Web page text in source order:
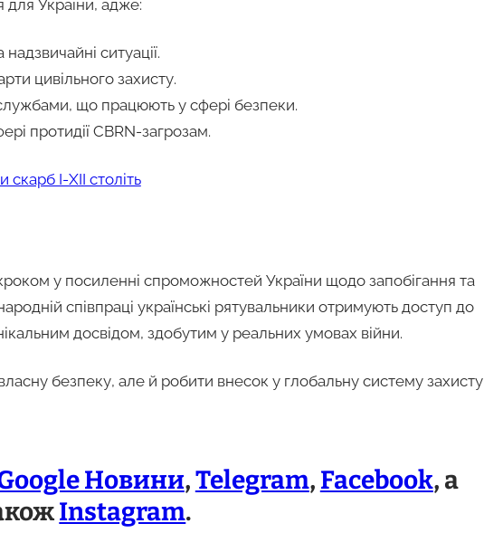
для України, адже:
ситуації.
цивільного захисту.
що працюють у сфері безпеки.
протидії CBRN-загрозам.
скарб I-XII століть
у посиленні спроможностей України щодо запобігання та
співпраці українські рятувальники отримують доступ до
досвідом, здобутим у реальних умовах війни.
безпеку, але й робити внесок у глобальну систему захисту
Новини,Telegram, Facebook, а
Instagram.